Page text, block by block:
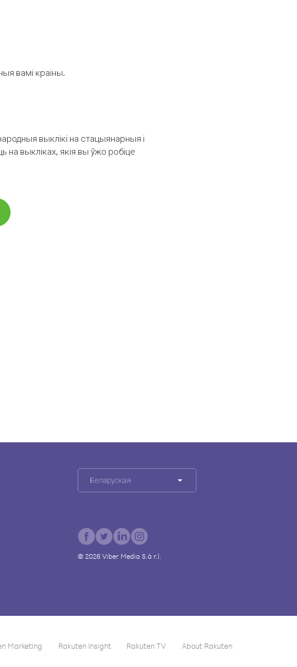
вамі краіны.
выклікі на стацыянарныя і
на выкліках, якія вы ўжо робіце
Беларуская
© 2026 Viber Media S.à r.l.
Marketing Rakuten Insight Rakuten TV About Rakuten